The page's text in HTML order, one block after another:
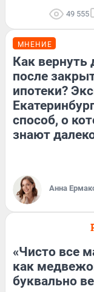
49 555
МНЕНИЕ
Как вернуть
после
ипотеки?
способ, о
знают
Анна
«Чисто все
как
буквально